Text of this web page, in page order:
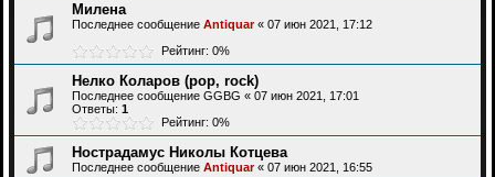
Милена
Последнее сообщение Antiquar« 07 июн 2021, 17:12
Рейтинг: 0%
Нелко Коларов (pop, rock)
Последнее сообщение GGBG « 07 июн 2021, 17:01
Ответы: 1
Рейтинг: 0%
Нострадамус Николы Котцева
Последнее сообщение Antiquar« 07 июн 2021, 16:55